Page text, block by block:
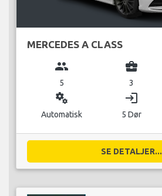
MERCEDES A CLASS
group
5
business_center
3
miscellaneous_services
Automatisk
login
5 Dør
SE DETALJER...